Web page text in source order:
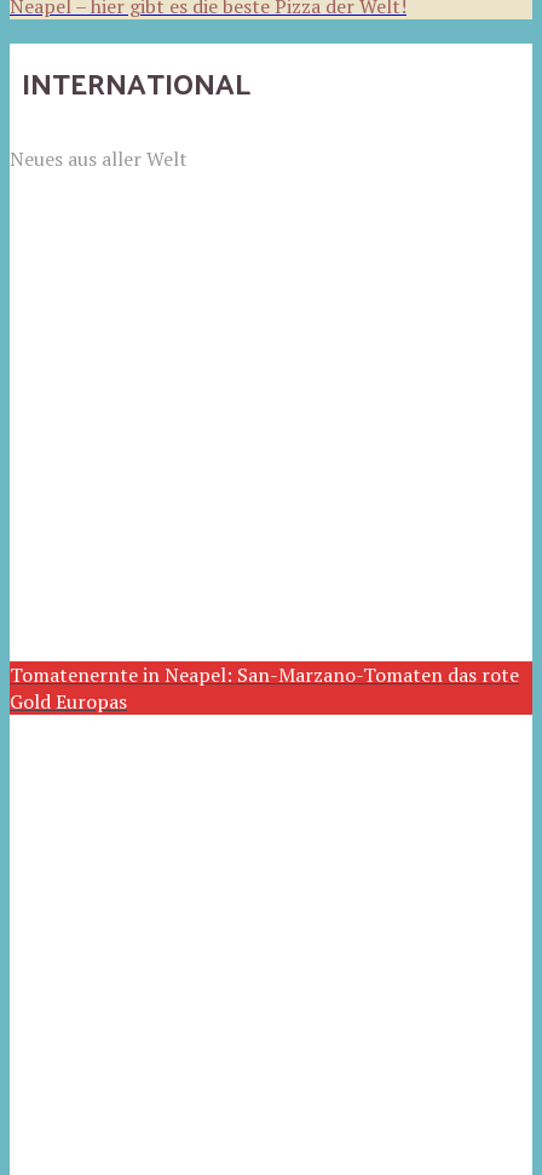
Neapel – hier gibt es die beste Pizza der Welt!
INTERNATIONAL
Neues aus aller Welt
Tomatenernte in Neapel: San-Marzano-Tomaten das rote
Gold Europas